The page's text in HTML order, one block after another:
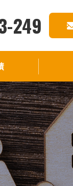
249